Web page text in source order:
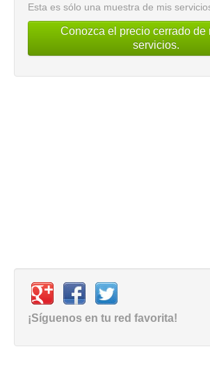
Esta es sólo una muestra de mis
Conozca el precio cerrado de
servicios.
¡Síguenos en tu red favorita!